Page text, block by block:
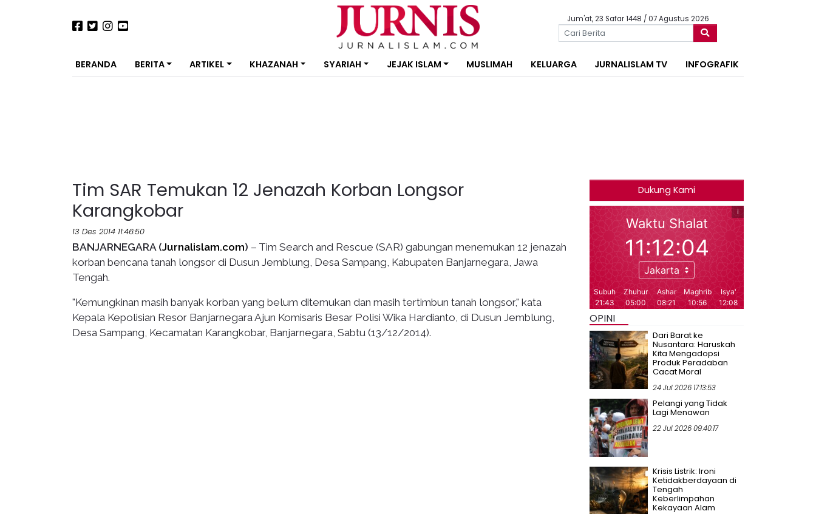
Jum'at, 23 Safar 1448 / 07 Agustus 2026
BERANDA BERITA ARTIKEL KHAZANAH SYARIAH JEJAK ISLAM MUSLIMAH KELUARGA JURNALISLAM TV INFOGRAFIK
Tim SAR Temukan 12 Jenazah Korban Longsor
Karangkobar
13 Des 2014 11:46:50
BANJARNEGARA (Jurnalislam.com) – Tim Search and Rescue (SAR) gabungan menemukan 12 jenazah
korban bencana tanah longsor di Dusun Jemblung, Desa Sampang, Kabupaten Banjarnegara, Jawa
Tengah.
"Kemungkinan masih banyak korban yang belum ditemukan dan masih tertimbun tanah longsor," kata
Kepala Kepolisian Resor Banjarnegara Ajun Komisaris Besar Polisi Wika Hardianto, di Dusun Jemblung,
Desa Sampang, Kecamatan Karangkobar, Banjarnegara, Sabtu (13/12/2014).
Dukung Kami
OPINI
Dari Barat ke
Nusantara: Haruskah
Kita Mengadopsi
Produk Peradaban
Cacat Moral
24 Jul 2026 17:13:53
Pelangi yang Tidak
Lagi Menawan
22 Jul 2026 09:40:17
Krisis Listrik: Ironi
Ketidakberdayaan di
Tengah
Keberlimpahan
Kekayaan Alam